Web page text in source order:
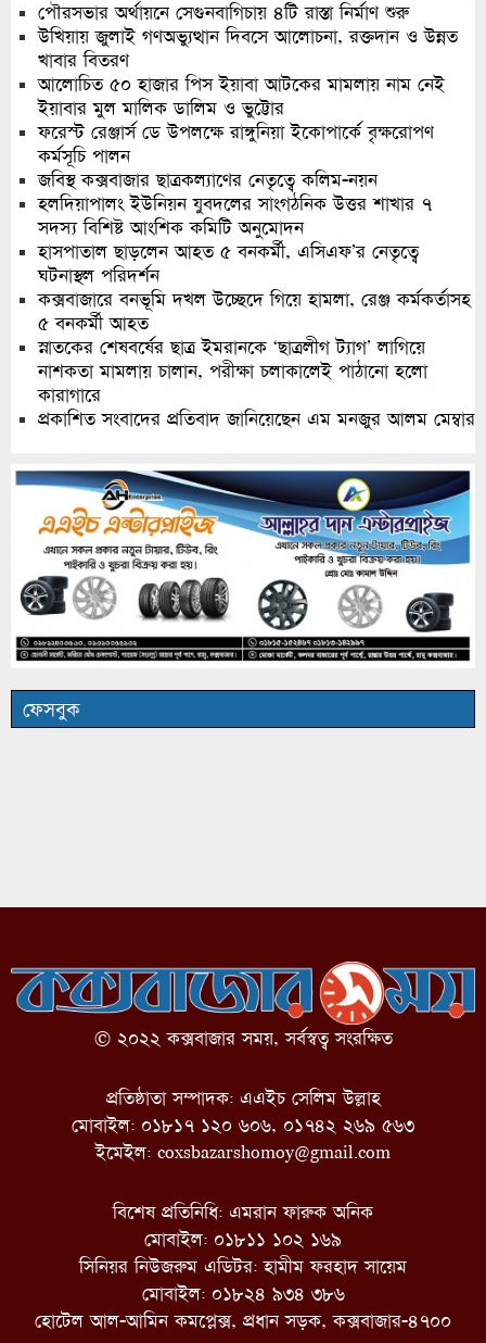
পৌরসভার অর্থায়নে সেগুনবাগিচায় ৪টি রাস্তা নির্মাণ শুরু
উখিয়ায় জুলাই গণঅভ্যুত্থান দিবসে আলোচনা, রক্তদান ও উন্নত
খাবার বিতরণ
আলোচিত ৫০ হাজার পিস ইয়াবা আটকের মামলায় নাম নেই
ইয়াবার মুল মালিক ডালিম ও ভুট্টোর
ফরেস্ট রেঞ্জার্স ডে উপলক্ষে রাঙ্গুনিয়া ইকোপার্কে বৃক্ষরোপণ
কর্মসূচি পালন
জবিস্থ কক্সবাজার ছাত্রকল্যাণের নেতৃত্বে কলিম-নয়ন
হলদিয়াপালং ইউনিয়ন যুবদলের সাংগঠনিক উত্তর শাখার ৭
সদস্য বিশিষ্ট আংশিক কমিটি অনুমোদন
হাসপাতাল ছাড়লেন আহত ৫ বনকর্মী, এসিএফ’র নেতৃত্বে
ঘটনাস্থল পরিদর্শন
কক্সবাজারে বনভূমি দখল উচ্ছেদে গিয়ে হামলা, রেঞ্জ কর্মকর্তাসহ
৫ বনকর্মী আহত
স্নাতকের শেষবর্ষের ছাত্র ইমরানকে ‘ছাত্রলীগ ট্যাগ’ লাগিয়ে
নাশকতা মামলায় চালান, পরীক্ষা চলাকালেই পাঠানো হলো
কারাগারে
প্রকাশিত সংবাদের প্রতিবাদ জানিয়েছেন এম মনজুর আলম মেম্বার
ফেসবুক
© ২০২২ কক্সবাজার সময়, সর্বস্বত্ব সংরক্ষিত
প্রতিষ্ঠাতা সম্পাদক: এএইচ সেলিম উল্লাহ
মোবাইল: ০১৮১৭ ১২০ ৬০৬, ০১৭৪২ ২৬৯ ৫৬৩
ইমেইল: coxsbazarshomoy@gmail.com
বিশেষ প্রতিনিধি: এমরান ফারুক অনিক
মোবাইল: ০১৮১১ ১০২ ১৬৯
সিনিয়র নিউজরুম এডিটর: হামীম ফরহাদ সায়েম
মোবাইল: ০১৮২৪ ৯৩৪ ৩৮৬
হোটেল আল-আমিন কমপ্লেক্স, প্রধান সড়ক, কক্সবাজার-৪৭০০